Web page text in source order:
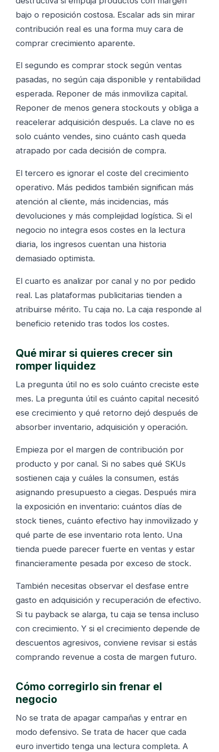
bajo o reposición costosa. Escalar ads sin mirar
contribución real es una forma muy cara de
comprar crecimiento aparente.
El segundo es comprar stock según ventas
pasadas, no según caja disponible y rentabilidad
esperada. Reponer de más inmoviliza capital.
Reponer de menos genera stockouts y obliga a
reacelerar adquisición después. La clave no es
solo cuánto vendes, sino cuánto cash queda
atrapado por cada decisión de compra.
El tercero es ignorar el coste del crecimiento
operativo. Más pedidos también significan más
atención al cliente, más incidencias, más
devoluciones y más complejidad logística. Si el
negocio no integra esos costes en la lectura
diaria, los ingresos cuentan una historia
demasiado optimista.
El cuarto es analizar por canal y no por pedido
real. Las plataformas publicitarias tienden a
atribuirse mérito. Tu caja no. La caja responde al
beneficio retenido tras todos los costes.
Qué mirar si quieres crecer sin
romper liquidez
La pregunta útil no es solo cuánto creciste este
mes. La pregunta útil es cuánto capital necesitó
ese crecimiento y qué retorno dejó después de
absorber inventario, adquisición y operación.
Empieza por el margen de contribución por
producto y por canal. Si no sabes qué SKUs
sostienen caja y cuáles la consumen, estás
asignando presupuesto a ciegas. Después mira
la exposición en inventario: cuántos días de
stock tienes, cuánto efectivo hay inmovilizado y
qué parte de ese inventario rota lento. Una
tienda puede parecer fuerte en ventas y estar
financieramente pesada por exceso de stock.
También necesitas observar el desfase entre
gasto en adquisición y recuperación de efectivo.
Si tu payback se alarga, tu caja se tensa incluso
con crecimiento. Y si el crecimiento depende de
descuentos agresivos, conviene revisar si estás
comprando revenue a costa de margen futuro.
Cómo corregirlo sin frenar el
negocio
No se trata de apagar campañas y entrar en
modo defensivo. Se trata de hacer que cada
euro invertido tenga una lectura completa. A